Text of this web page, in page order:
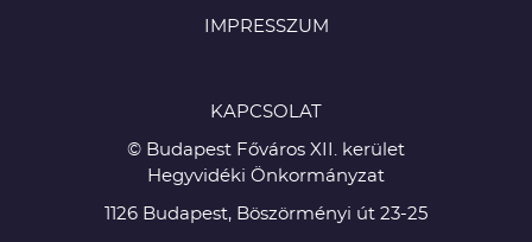
IMPRESSZUM
KAPCSOLAT
© Budapest Főváros XII. kerület
Hegyvidéki Önkormányzat
1126 Budapest, Böszörményi út 23-25